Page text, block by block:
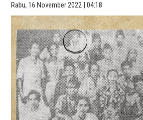
Rabu, 16 November 2022 | 04:18